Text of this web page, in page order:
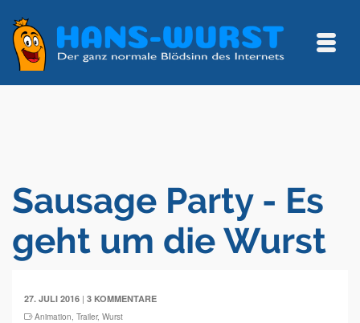
Sausage Party - Es
geht um die Wurst
27. JULI 2016 | 3 KOMMENTARE
Animation, Trailer, Wurst